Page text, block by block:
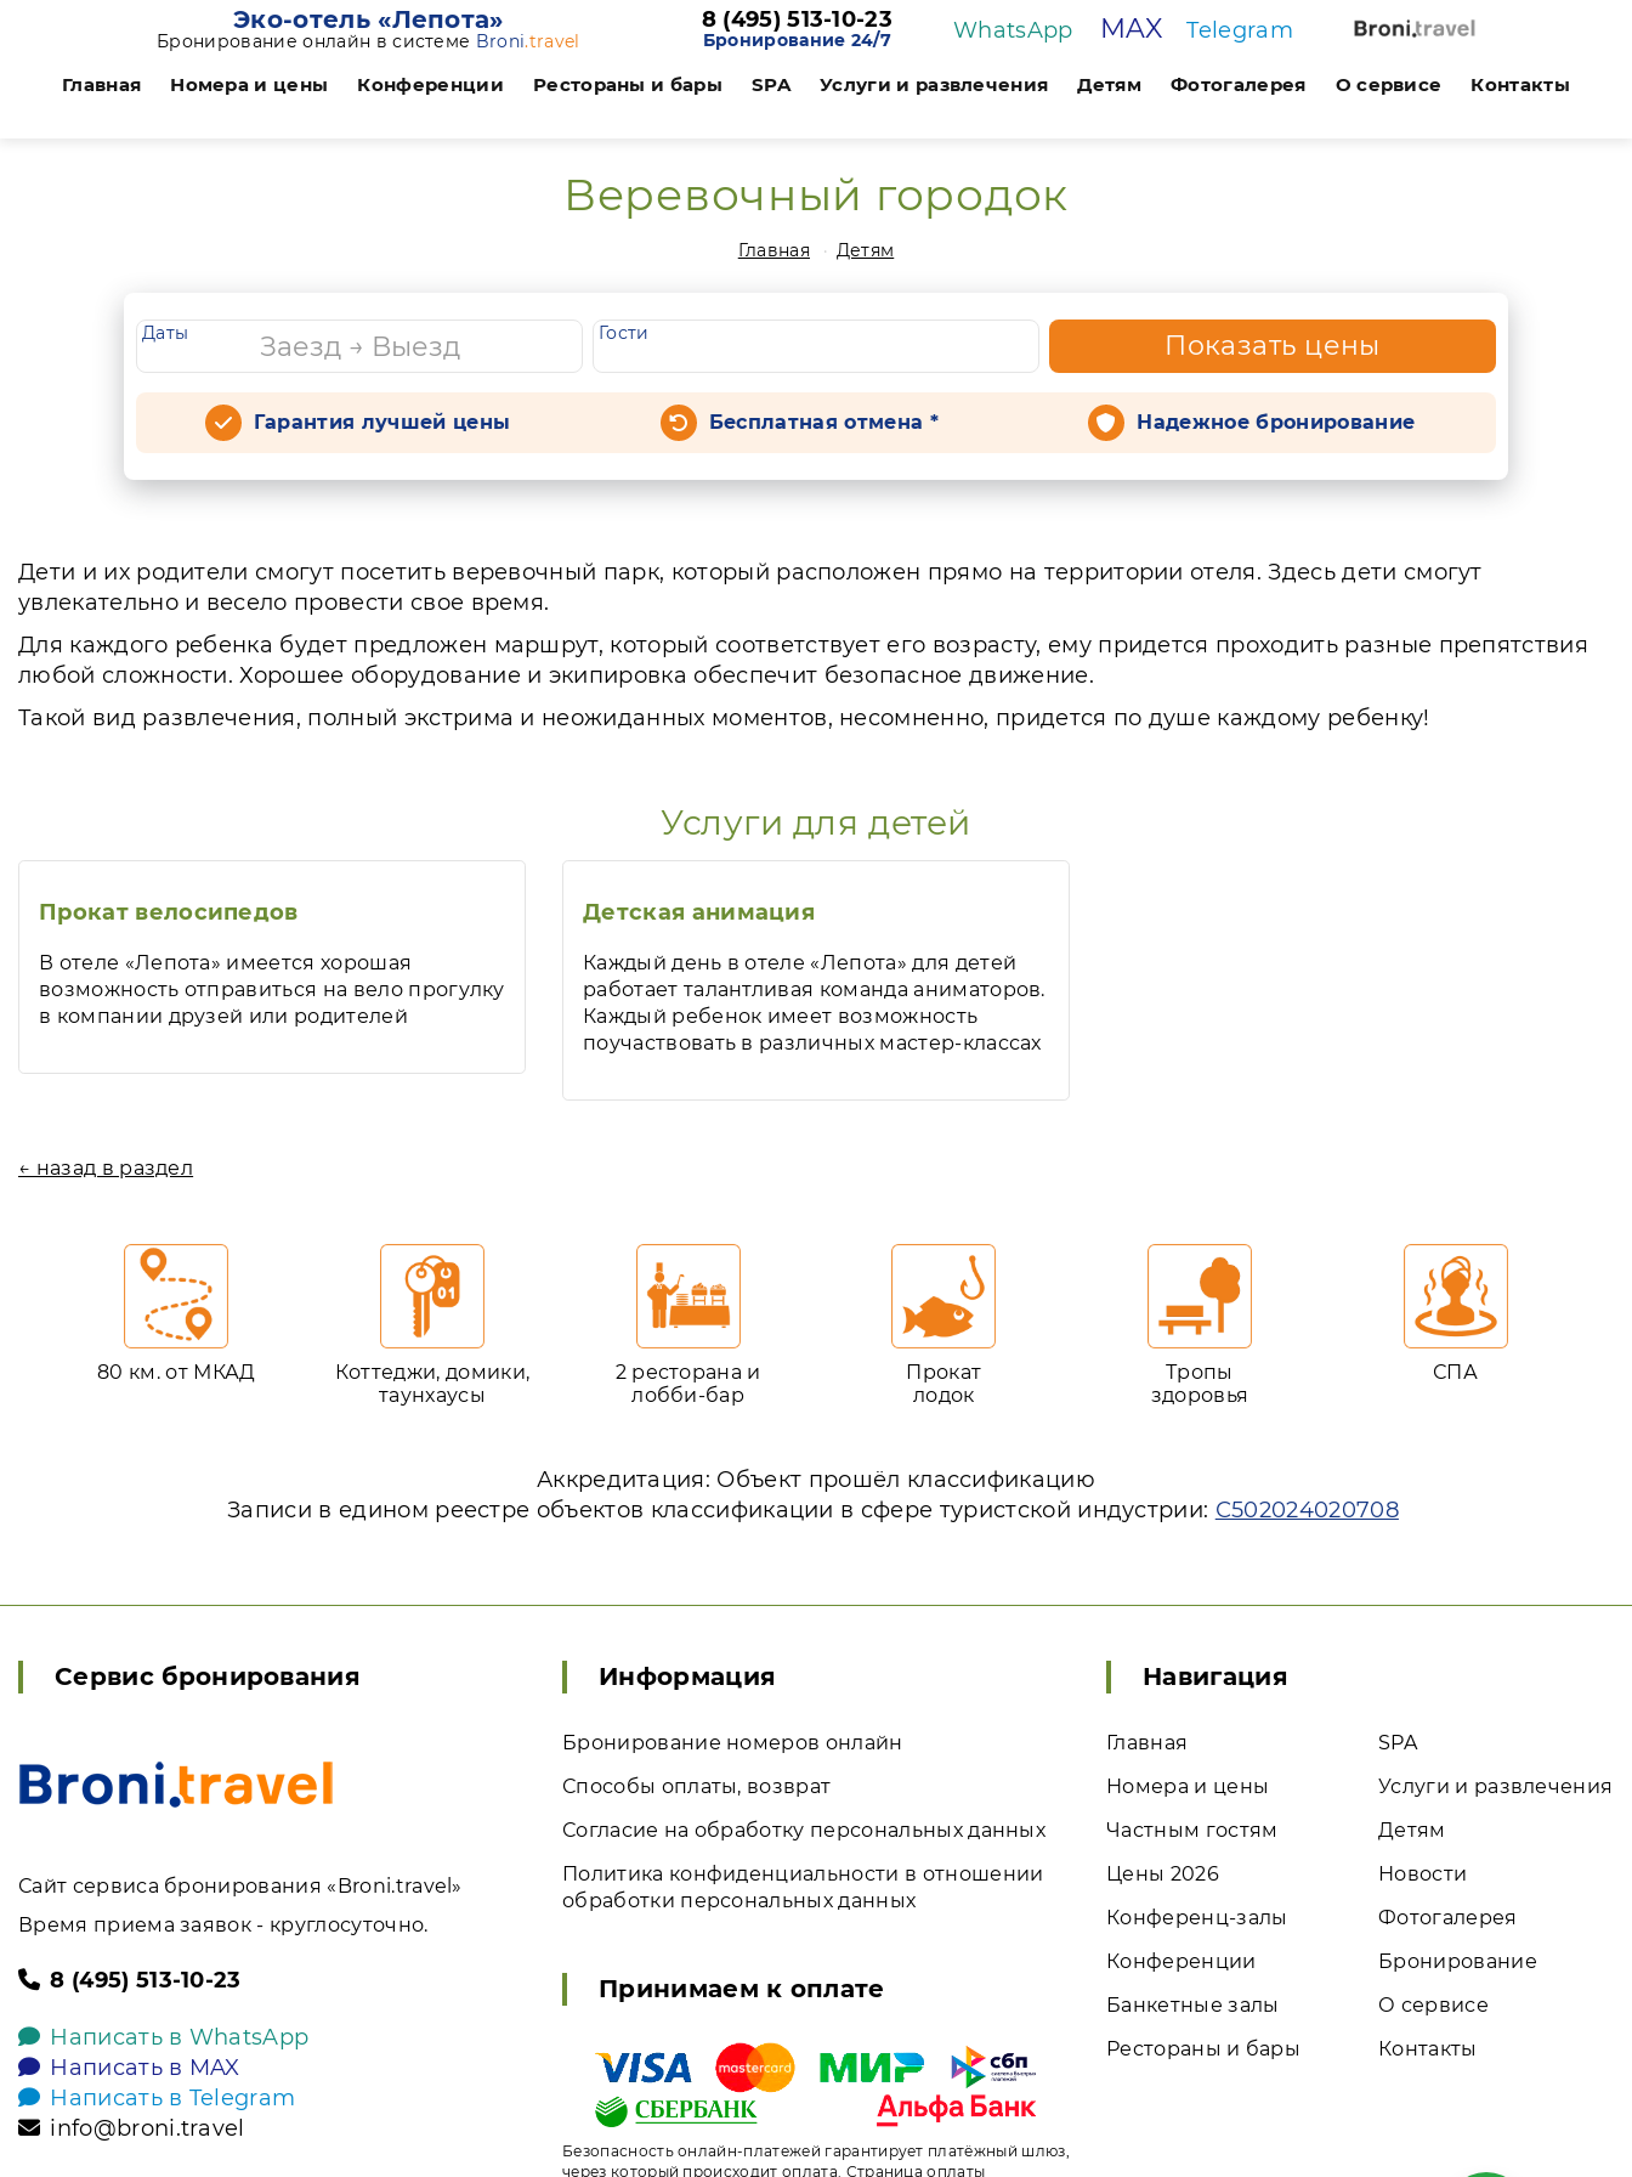
Эко-отель «Лепота»
Бронирование онлайн в системе Broni.travel
8 (495) 513-10-23
Бронирование 24/7 WhatsApp MAX Telegram
Главная Номера и цены Конференции Рестораны и бары SPA Услуги и развлечения Детям Фотогалерея О сервисе Контакты
Веревочный городок
Главная Детям
Даты Гости Показать цены
Гарантия лучшей цены Бесплатная отмена * Надежное бронирование
Дети и их родители смогут посетить веревочный парк, который расположен прямо на территории отеля. Здесь дети смогут
увлекательно и весело провести свое время.
Для каждого ребенка будет предложен маршрут, который соответствует его возрасту, ему придется проходить разные препятствия
любой сложности. Хорошее оборудование и экипировка обеспечит безопасное движение.
Такой вид развлечения, полный экстрима и неожиданных моментов, несомненно, придется по душе каждому ребенку!
Услуги для детей
Прокат велосипедов
В отеле «Лепота» имеется хорошая
возможность отправиться на вело прогулку
в компании друзей или родителей
Детская анимация
Каждый день в отеле «Лепота» для детей
работает талантливая команда аниматоров.
Каждый ребенок имеет возможность
поучаствовать в различных мастер-классах
← назад в раздел
80 км. от МКАД
Коттеджи, домики,
таунхаусы
2 ресторана и
лобби-бар
Прокат
лодок
Тропы
здоровья
СПА
Аккредитация: Объект прошёл классификацию
Записи в едином реестре объектов классификации в сфере туристской индустрии: С502024020708
Сервис бронирования
Сайт сервиса бронирования «Broni.travel»
Время приема заявок - круглосуточно.
8 (495) 513-10-23
Написать в WhatsApp
Написать в MAX
Написать в Telegram
info@broni.travel
Информация
Бронирование номеров онлайн
Способы оплаты, возврат
Согласие на обработку персональных данных
Политика конфиденциальности в отношении
обработки персональных данных
Принимаем к оплате
Безопасность онлайн-платежей гарантирует платёжный шлюз,
через который происходит оплата. Страница оплаты
Навигация
Главная
Номера и цены
Частным гостям
Цены 2026
Конференц-залы
Конференции
Банкетные залы
Рестораны и бары
SPA
Услуги и развлечения
Детям
Новости
Фотогалерея
Бронирование
О сервисе
Контакты